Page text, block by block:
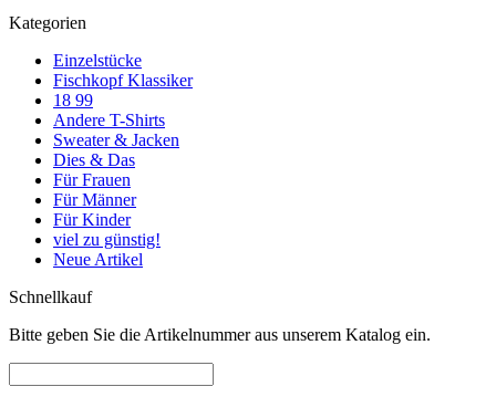
Kategorien
Einzelstücke
Fischkopf Klassiker
18 99
Andere T-Shirts
Sweater & Jacken
Dies & Das
Für Frauen
Für Männer
Für Kinder
viel zu günstig!
Neue Artikel
Schnellkauf
Bitte geben Sie die Artikelnummer aus unserem Katalog ein.